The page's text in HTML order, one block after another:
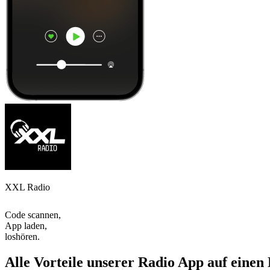
XXL Radio
Code scannen,
App laden,
loshören.
Alle Vorteile unserer Radio App auf einen